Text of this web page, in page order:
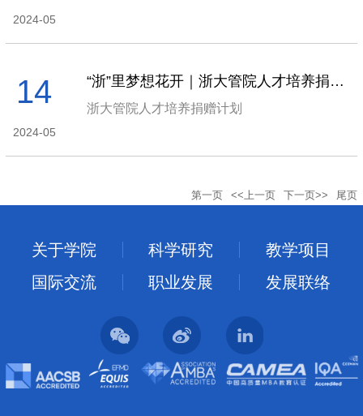
2024-05
14
2024-05
“浙”里梦想花开｜浙大管院人才培养捐赠计划
浙大管院人才培养捐赠计划
第一页 <<上一页 下一页>> 尾页
关于学院 科学研究
教学项目
国际交流
职业发展 发展联络